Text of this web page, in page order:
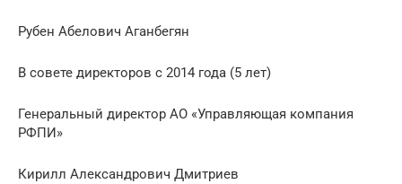
Рубен Абелович Аганбегян
В совете директоров с 2014 года (5 лет)
Генеральный директор АО «Управляющая компания
РФПИ»
Кирилл Александрович Дмитриев